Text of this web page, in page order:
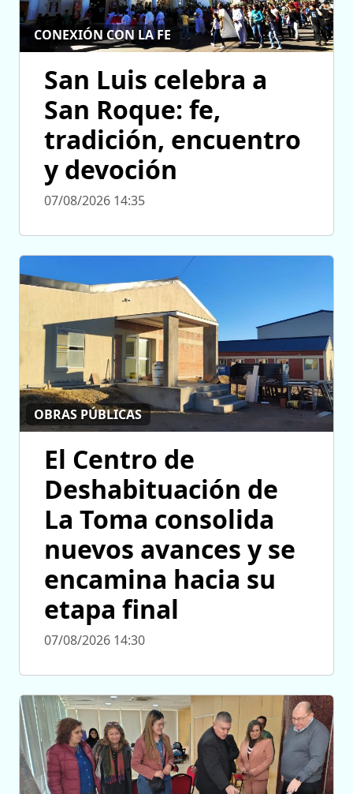
CONEXIÓN CON LA FE
San Luis celebra a
San Roque: fe,
tradición, encuentro
y devoción
07/08/2026 14:35
OBRAS PÚBLICAS
El Centro de
Deshabituación de
La Toma consolida
nuevos avances y se
encamina hacia su
etapa final
07/08/2026 14:30